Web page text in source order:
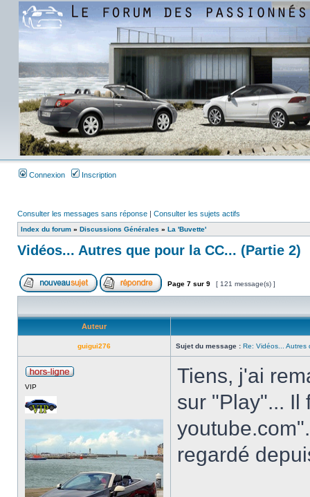
Connexion Inscription
Consulter les messages sans réponse | Consulter les sujets actifs
Index du forum » Discussions Générales » La 'Buvette'
Vidéos... Autres que pour la CC... (Partie 2)
Page 7 sur 9 [ 121 message(s) ]
Auteur
guigui276 Sujet du message : Re: Vidéos... Autres
VIP
Tiens, j'ai
sur "Play"... Il
regardé